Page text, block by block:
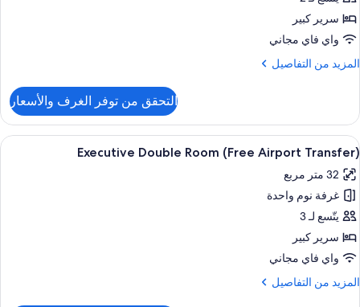
(Free
Airport
Transfer)
-
تجهيزات
لذوي
الاحتياجات
-
بمنظر
للمحيط
(Free
Return
Airport
Transfer)
سرير كبير
واي فاي مجاني
المزيد من التفاصيل
المزيد
غرفة
ديلوكس
مزدوجة
-
تجهيزات
لذوي
الاحتياجات
الخاصة
-
بمنظر
للمحيط
(Free
Return
التحقق من توفر الغرف والأسعار
استعراض
جميع
صور
Executive
Double
Room
(Free
Airport
Transfer)
ميني بار وخزنة داخل الغرفة ومكتب
7
Executive Double Room (Free Airport Transfer)
32 متر مربع
غرفة نوم واحدة
يتّسع لـ 3
سرير كبير
واي فاي مجاني
المزيد من التفاصيل
المزيد